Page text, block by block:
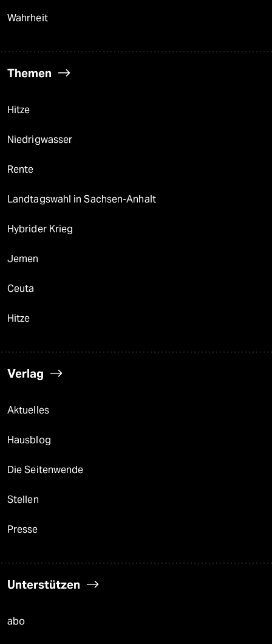
Wahrheit
Themen
Hitze
Niedrigwasser
Rente
Landtagswahl in Sachsen-Anhalt
Hybrider Krieg
Jemen
Ceuta
Hitze
Verlag
Aktuelles
Hausblog
Die Seitenwende
Stellen
Presse
Unterstützen
abo